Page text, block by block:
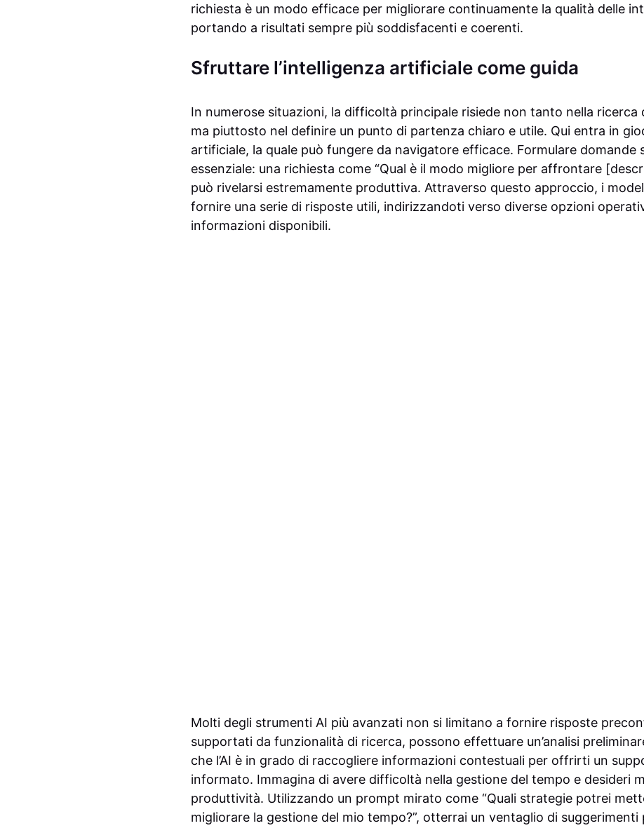
richiesta è un modo efficace per migliorare continuamente la qualità delle
portando a risultati sempre più soddisfacenti e coerenti.
Sfruttare l’intelligenza artificiale come guida
In numerose situazioni, la difficoltà principale risiede non tanto nella ricerca
ma piuttosto nel definire un punto di partenza chiaro e utile. Qui entra in
artificiale, la quale può fungere da navigatore efficace. Formulare domande
essenziale: una richiesta come “Qual è il modo migliore per affrontare
può rivelarsi estremamente produttiva. Attraverso questo approccio, i
fornire una serie di risposte utili, indirizzandoti verso diverse opzioni
informazioni disponibili.
Molti degli strumenti AI più avanzati non si limitano a fornire risposte
supportati da funzionalità di ricerca, possono effettuare un’analisi
che l’AI è in grado di raccogliere informazioni contestuali per offrirti un
informato. Immagina di avere difficoltà nella gestione del tempo e desideri
produttività. Utilizzando un prompt mirato come “Quali strategie potrei
migliorare la gestione del mio tempo?”, otterrai un ventaglio di suggerimenti